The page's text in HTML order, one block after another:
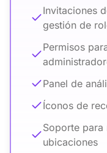
Invitaciones
gestión de
Permisos
Panel de
Íconos de
Soporte para
ubicaciones